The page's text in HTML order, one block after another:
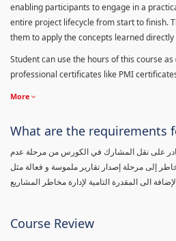
enabling participants to engage in a
entire project lifecycle from start to finish.
them to apply the concepts learned
Student can use the hours of this course
professional certificates like PMI
More
What are the requirements
3 ساعات قادر على نقل المشارك في الكورس من مرحلة عدم
إلى مرحلة إصدار تقارير ملموسة و فعالة مثل
Course Review